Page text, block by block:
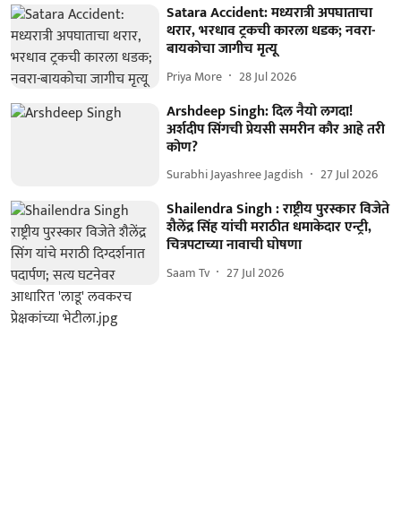
Satara Accident: मध्यरात्री अपघाताचा
थरार, भरधाव ट्रकची कारला धडक; नवरा-
बायकोचा जागीच मृत्यू
Priya More 28 Jul 2026
Arshdeep Singh: दिल नैयो लगदा!
अर्शदीप सिंगची प्रेयसी समरीन कौर आहे तरी
कोण?
Surabhi Jayashree Jagdish 27 Jul 2026
Shailendra Singh : राष्ट्रीय पुरस्कार विजेते
शैलेंद्र सिंह यांची मराठीत धमाकेदार एन्ट्री,
चित्रपटाच्या नावाची घोषणा
Saam Tv 27 Jul 2026